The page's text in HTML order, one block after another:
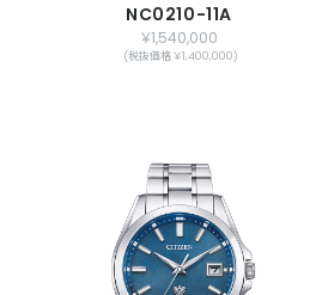
NC0210-11A
￥1,540,000
(税抜価格 ￥1,400,000)